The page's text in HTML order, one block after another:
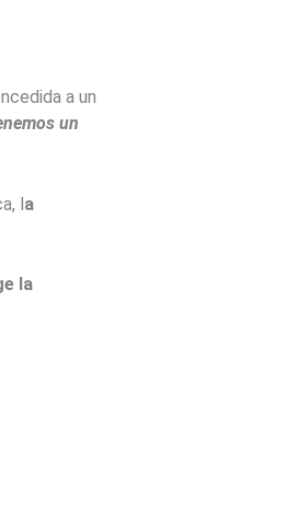
a un
un
la
la